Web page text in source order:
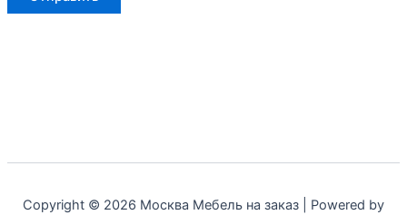
Copyright © 2026 Москва Мебель на заказ | Powered by